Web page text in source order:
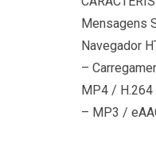
Mensagens
Navegador
–
MP4 / H.264
– MP3 /